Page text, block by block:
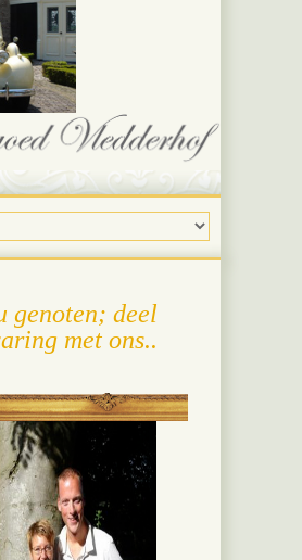
genoten; deel
met ons..